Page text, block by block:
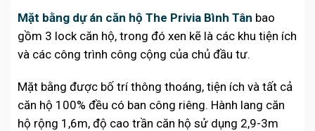
Mặt bằng dự án căn hộ The Privia Bình Tân bao
gồm 3 lock căn hộ, trong đó xen kẽ là các khu tiện ích
và các công trình công cộng của chủ đầu tư.
Mặt bằng được bố trí thông thoáng, tiện ích và tất cả
căn hộ 100% đều có ban công riêng. Hành lang căn
hộ rộng 1,6m, độ cao trần căn hộ sử dụng 2,9-3m